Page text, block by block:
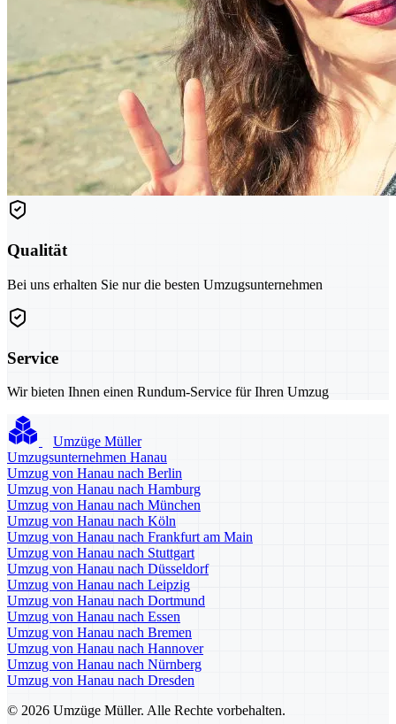
Qualität
Bei uns erhalten Sie nur die besten Umzugsunternehmen
Service
Wir bieten Ihnen einen Rundum-Service für Ihren Umzug
Umzüge Müller
Umzugsunternehmen Hanau
Umzug von Hanau nach Berlin
Umzug von Hanau nach Hamburg
Umzug von Hanau nach München
Umzug von Hanau nach Köln
Umzug von Hanau nach Frankfurt am Main
Umzug von Hanau nach Stuttgart
Umzug von Hanau nach Düsseldorf
Umzug von Hanau nach Leipzig
Umzug von Hanau nach Dortmund
Umzug von Hanau nach Essen
Umzug von Hanau nach Bremen
Umzug von Hanau nach Hannover
Umzug von Hanau nach Nürnberg
Umzug von Hanau nach Dresden
© 2026 Umzüge Müller. Alle Rechte vorbehalten.